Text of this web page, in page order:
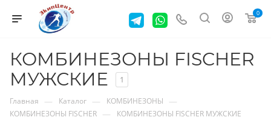
0
КОМБИНЕЗОНЫ FISCHER
МУЖСКИЕ
1
Главная — Каталог — КОМБИНЕЗОНЫ —
КОМБИНЕЗОНЫ FISCHER — КОМБИНЕЗОНЫ FISCHER МУЖСКИЕ